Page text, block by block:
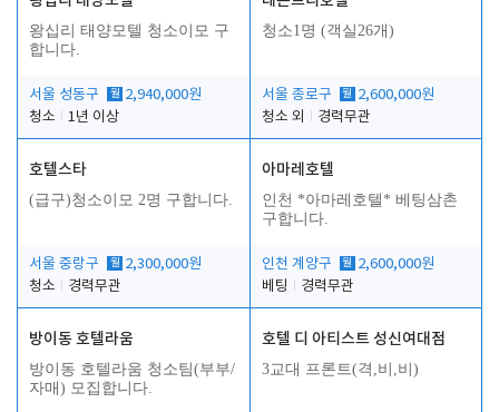
왕십리 태양모텔 청소이모 구
합니다.
서울 성동구 월 2,940,000원
청소
1년 이상
청소1명 (객실26개)
서울 종로구 월 2,600,000원
청소 외
경력무관
호텔스타
(급구)청소이모 2명 구합니다.
서울 중랑구 월 2,300,000원
청소
경력무관
아마레호텔
인천 *아마레호텔* 베팅삼촌
구합니다.
인천 계양구 월 2,600,000원
베팅
경력무관
방이동 호텔라움
방이동 호텔라움 청소팀(부부/
자매) 모집합니다.
호텔 디 아티스트 성신여대점
3교대 프론트(격,비,비)